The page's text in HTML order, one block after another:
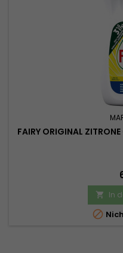
FAIRY ORIGINAL
 In
